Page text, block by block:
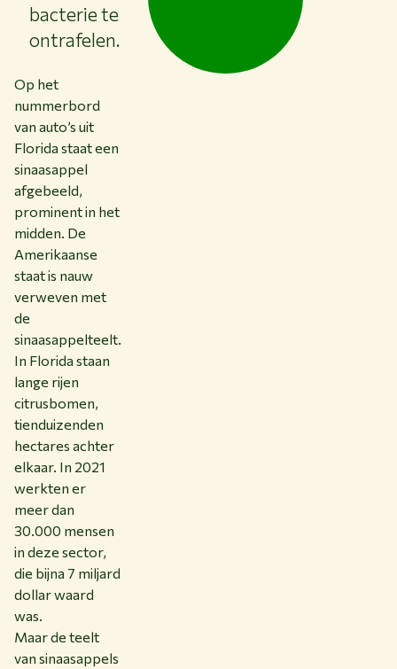
bacterie te
ontrafelen.
Op het
nummerbord
van auto’s uit
Florida staat een
sinaasappel
afgebeeld,
prominent in het
midden. De
Amerikaanse
staat is nauw
verweven met
de
sinaasappelteelt.
In Florida staan
lange rijen
citrusbomen,
tienduizenden
hectares achter
elkaar. In 2021
werkten er
meer dan
30.000 mensen
in deze sector,
die bijna 7 miljard
dollar waard
was.
Maar de teelt
van sinaasappels